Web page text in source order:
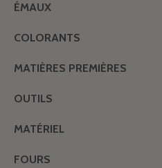
ÉMAUX
COLORANTS
MATIÈRES PREMIÈRES
OUTILS
MATÉRIEL
FOURS